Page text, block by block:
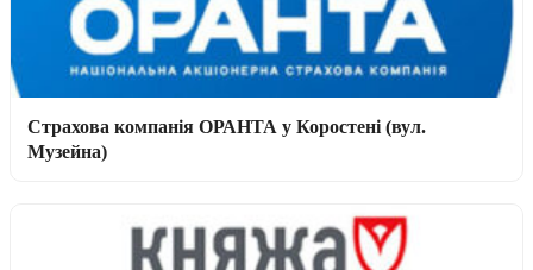
Страхова компанія ОРАНТА у Коростені (вул.
Музейна)